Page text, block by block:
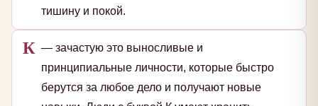
тишину и покой.
К — зачастую это выносливые и
принципиальные личности, которые быстро
берутся за любое дело и получают новые